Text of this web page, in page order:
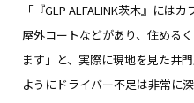
「『GLP ALFALINK茨木』には
屋外コートなどがあり、住める
ます」と、実際に現地を見た井
ようにドライバー不足は非常に